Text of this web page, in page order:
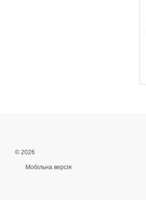
© 2026
Мобільна версія